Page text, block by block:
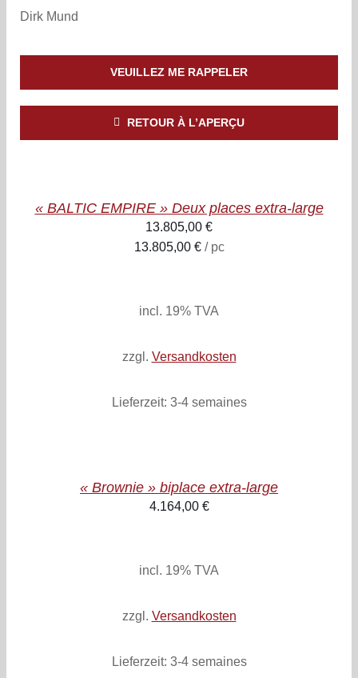
Dirk Mund
VEUILLEZ ME RAPPELER
RETOUR À L’APERÇU
DETAILS
« BALTIC EMPIRE » Deux places extra-large
13.805,00 €
13.805,00 €/ pc
incl. 19% TVA
zzgl. Versandkosten
Lieferzeit: 3-4 semaines
DETAILS
« Brownie » biplace extra-large
4.164,00 €
incl. 19% TVA
zzgl. Versandkosten
Lieferzeit: 3-4 semaines